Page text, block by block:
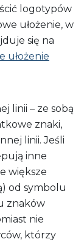
logotypów
ułożenie, w
się na
ułożenie
linii – ze sobą
znaki,
linii. Jeśli
inne
większe
od symbolu
znaków
nie
którzy